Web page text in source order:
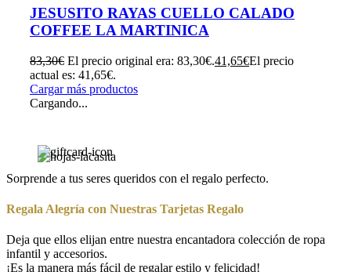
JESUSITO RAYAS CUELLO CALADO
COFFEE LA MARTINICA
83,30€ El precio original era: 83,30€.41,65€El precio
actual es: 41,65€.
Cargar más productos
Cargando...
Sorprende a tus seres queridos con el regalo perfecto.
Regala Alegría con Nuestras Tarjetas Regalo
Deja que ellos elijan entre nuestra encantadora colección de ropa
infantil y accesorios.
¡Es la manera más fácil de regalar estilo y felicidad!